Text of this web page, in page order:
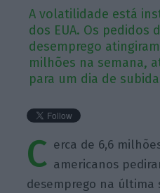
A volatilidade está
dos EUA. Os pedidos
desemprego
milhões na semana,
para um dia de
C erca de 6,6
americanos
desemprego na última